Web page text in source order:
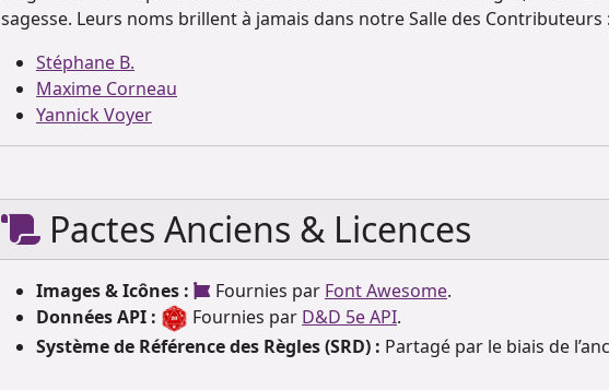
sagesse. Leurs noms brillent à jamais dans notre Salle des Contributeurs :
Stéphane B.
Maxime Corneau
Yannick Voyer
Pactes Anciens & Licences
Images & Icônes : Fournies par Font Awesome.
Données API :
Fournies par D&D 5e API.
Système de Référence des Règles (SRD) : Partagé par le biais de